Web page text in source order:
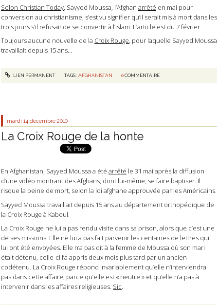
Selon Christian Today , Sayyed Moussa, l’Afghan arrêté en mai pour
conversion au christianisme, s’est vu signifier qu’il serait mis à mort dans les
trois jours s’il refusait de se convertir à l’islam. L’article est du 7 février.
Toujours aucune nouvelle de la Croix Rouge, pour laquelle Sayyed Moussa
travaillait depuis 15 ans…
LIEN PERMANENT TAGS :AFGHANISTAN 0COMMENTAIRE
mardi 14 décembre 2010
La Croix Rouge de la honte
En Afghanistan, Sayyed Moussa a été arrêté le 31 mai après la diffusion
d’une vidéo montrant des Afghans, dont lui-même, se faire baptiser. Il
risque la peine de mort, selon la loi afghane approuvée par les Américains.
Sayyed Moussa travaillait depuis 15 ans au département orthopédique de
la Croix Rouge à Kaboul.
La Croix Rouge ne lui a pas rendu visite dans sa prison, alors que c’est une
de ses missions. Elle ne lui a pas fait parvenir les centaines de lettres qui
lui ont été envoyées. Elle n’a pas dit à la femme de Moussa où son mari
était détenu, celle-ci l’a appris deux mois plus tard par un ancien
codétenu. La Croix Rouge répond invariablement qu’elle n’interviendra
pas dans cette affaire, parce qu’elle est « neutre » et qu’elle n’a pas à
intervenir dans les affaires religieuses. Sic.